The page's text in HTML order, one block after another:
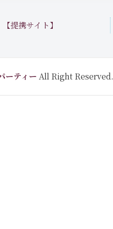
【提携サイト】
ーティー All Right Reserved.